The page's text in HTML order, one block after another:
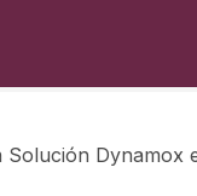
Solución Dynamox